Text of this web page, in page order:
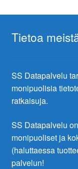
Tietoa
SS Datapalvelu
monipuolisia
ratkaisuja.
SS Datapalvelu
monipuoliset ja
(haluttaessa
palvelun!